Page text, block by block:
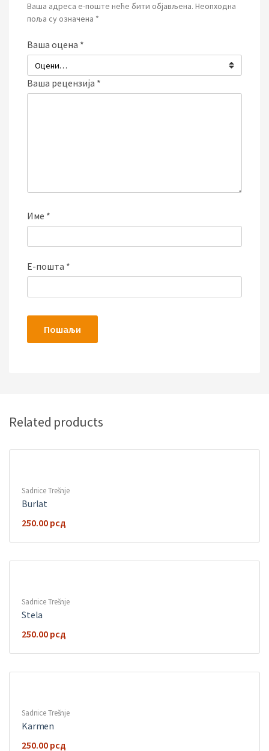
Ваша адреса е-поште неће бити објављена. Неопходна
поља су означена *
Ваша оцена *
Ваша рецензија *
Име *
Е-пошта *
Related products
Sadnice Trešnje
Burlat
250.00 рсд
Sadnice Trešnje
Stela
250.00 рсд
Sadnice Trešnje
Karmen
250.00 рсд